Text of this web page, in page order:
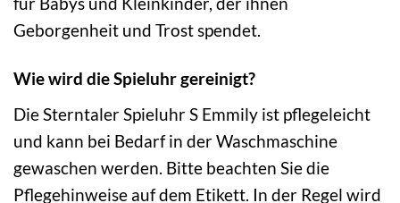
Geborgenheit und Trost spendet.
Wie wird die Spieluhr gereinigt?
Die Sterntaler Spieluhr S Emmily ist pflegeleicht
und kann bei Bedarf in der Waschmaschine
gewaschen werden. Bitte beachten Sie die
Pflegehinweise auf dem Etikett. In der Regel wird